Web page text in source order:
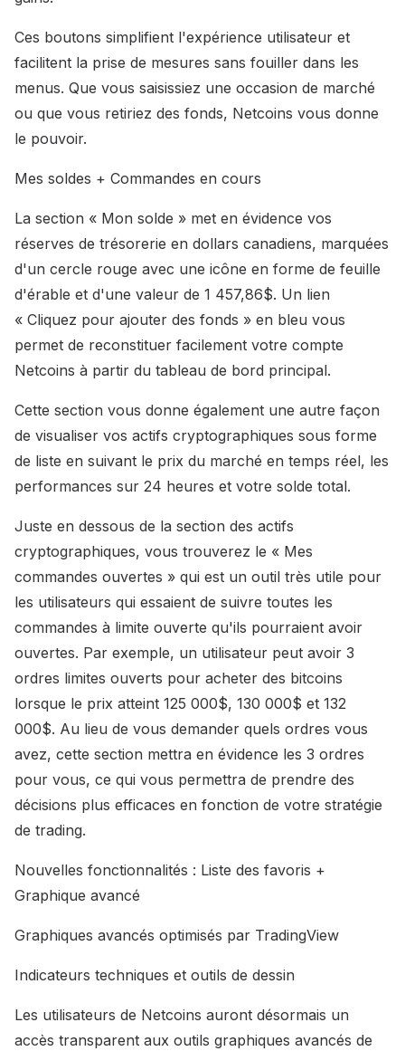
Ces boutons simplifient l'expérience utilisateur et
facilitent la prise de mesures sans fouiller dans les
menus. Que vous saisissiez une occasion de marché
ou que vous retiriez des fonds, Netcoins vous donne
le pouvoir.
Mes soldes + Commandes en cours
La section « Mon solde » met en évidence vos
réserves de trésorerie en dollars canadiens, marquées
d'un cercle rouge avec une icône en forme de feuille
d'érable et d'une valeur de 1 457,86$. Un lien
« Cliquez pour ajouter des fonds » en bleu vous
permet de reconstituer facilement votre compte
Netcoins à partir du tableau de bord principal.
Cette section vous donne également une autre façon
de visualiser vos actifs cryptographiques sous forme
de liste en suivant le prix du marché en temps réel, les
performances sur 24 heures et votre solde total.
Juste en dessous de la section des actifs
cryptographiques, vous trouverez le « Mes
commandes ouvertes » qui est un outil très utile pour
les utilisateurs qui essaient de suivre toutes les
commandes à limite ouverte qu'ils pourraient avoir
ouvertes. Par exemple, un utilisateur peut avoir 3
ordres limites ouverts pour acheter des bitcoins
lorsque le prix atteint 125 000$, 130 000$ et 132
000$. Au lieu de vous demander quels ordres vous
avez, cette section mettra en évidence les 3 ordres
pour vous, ce qui vous permettra de prendre des
décisions plus efficaces en fonction de votre stratégie
de trading.
Nouvelles fonctionnalités : Liste des favoris +
Graphique avancé
Graphiques avancés optimisés par TradingView
Indicateurs techniques et outils de dessin
Les utilisateurs de Netcoins auront désormais un
accès transparent aux outils graphiques avancés de